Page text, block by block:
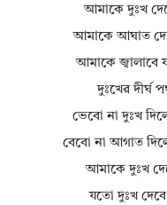
আমাকে দুঃখ
আমাকে আঘাত
আমাকে
দুঃখের দীর্ঘ
ভেবো না দুঃখ
বেবো না আগাত
আমাকে দুঃখ
যতো দুঃখ